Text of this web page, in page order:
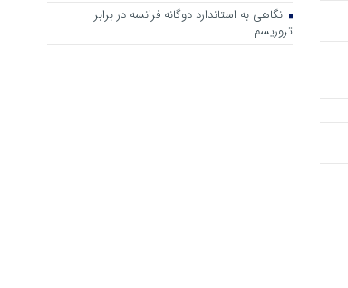
نگاهی به استاندارد دوگانه فرانسه در برابر
تروریسم